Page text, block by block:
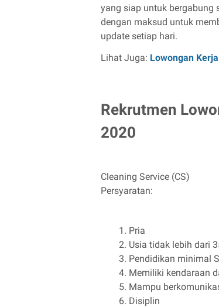
yang siap untuk bergabung
dengan maksud untuk
update setiap hari.
Lihat Juga: Lowongan
Rekrutmen
2020
Cleaning Service (CS)
Persyaratan:
Pria
Usia tidak lebih dari
Pendidikan minimal
Memiliki kendaraan
Mampu
Disiplin